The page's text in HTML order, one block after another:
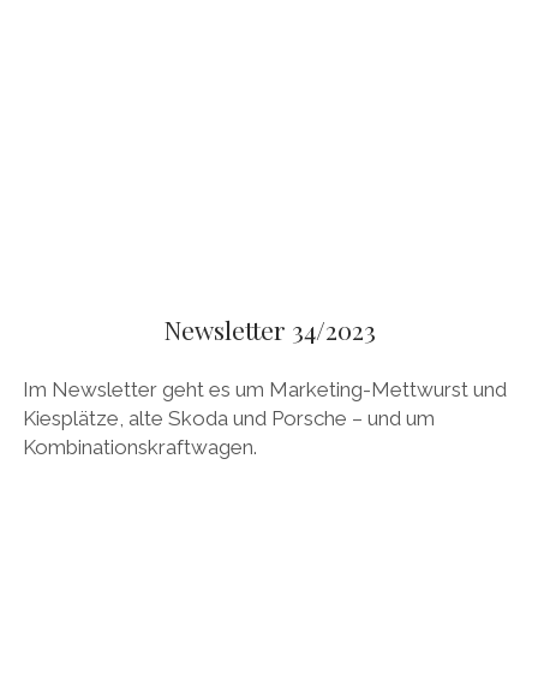
Newsletter 34/2023
Im Newsletter geht es um Marketing-Mettwurst und
Kiesplätze, alte Skoda und Porsche – und um
Kombinationskraftwagen.